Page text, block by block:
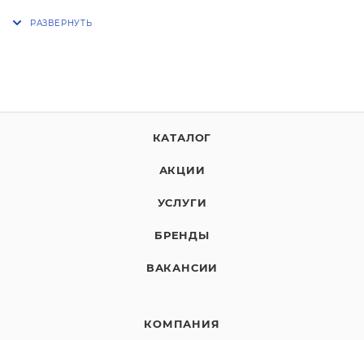
КАТАЛОГ
АКЦИИ
УСЛУГИ
БРЕНДЫ
ВАКАНСИИ
КОМПАНИЯ